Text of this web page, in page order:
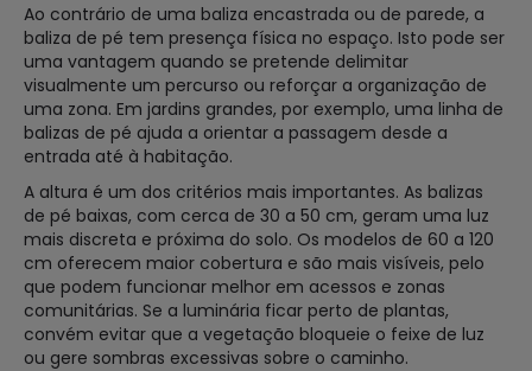
Ao contrário de uma baliza encastrada ou de parede, a
baliza de pé tem presença física no espaço. Isto pode ser
uma vantagem quando se pretende delimitar
visualmente um percurso ou reforçar a organização de
uma zona. Em jardins grandes, por exemplo, uma linha de
balizas de pé ajuda a orientar a passagem desde a
entrada até à habitação.
A altura é um dos critérios mais importantes. As balizas
de pé baixas, com cerca de 30 a 50 cm, geram uma luz
mais discreta e próxima do solo. Os modelos de 60 a 120
cm oferecem maior cobertura e são mais visíveis, pelo
que podem funcionar melhor em acessos e zonas
comunitárias. Se a luminária ficar perto de plantas,
convém evitar que a vegetação bloqueie o feixe de luz
ou gere sombras excessivas sobre o caminho.